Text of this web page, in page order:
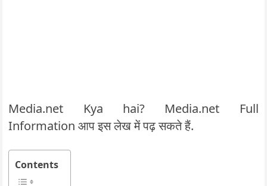
Media.net Kya hai? Media.net Full
Information आप इस लेख में पढ़ सकते हैं.
Contents